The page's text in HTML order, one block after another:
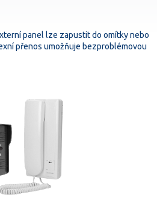
panel lze zapustit do omítky nebo
přenos umožňuje bezproblémovou